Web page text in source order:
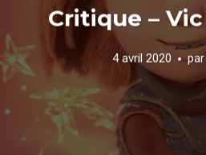
Critique –
4 avril 2020 par